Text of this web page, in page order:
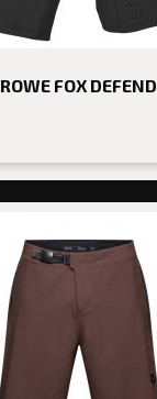
FOX DEFEND